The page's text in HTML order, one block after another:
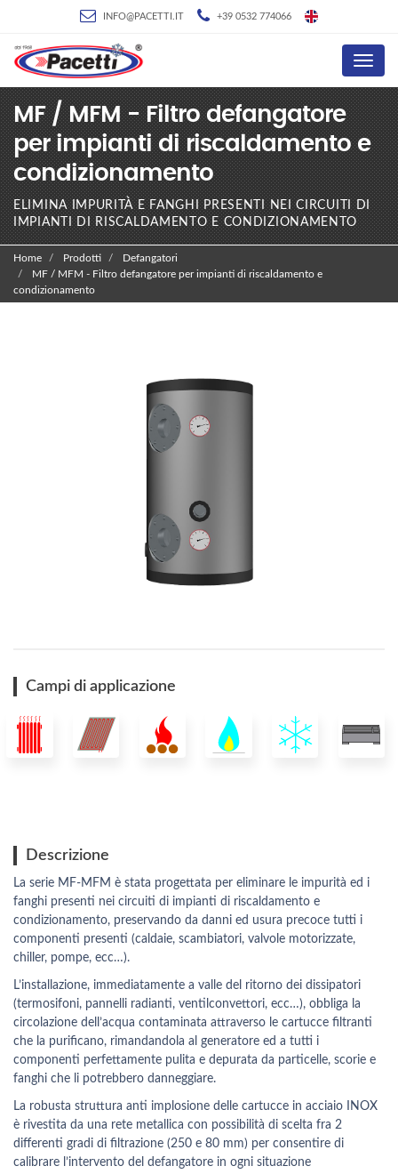
INFO@PACETTI.IT +39 0532 774066
Menu
MF / MFM - Filtro defangatore
per impianti di riscaldamento e
condizionamento
ELIMINA IMPURITÀ E FANGHI PRESENTI NEI CIRCUITI DI
IMPIANTI DI RISCALDAMENTO E CONDIZIONAMENTO
Home Prodotti
Defangatori
MF / MFM - Filtro defangatore per impianti di riscaldamento e
condizionamento
Campi di applicazione
Descrizione
La serie MF-MFM è stata progettata per eliminare le impurità ed i
fanghi presenti nei circuiti di impianti di riscaldamento e
condizionamento, preservando da danni ed usura precoce tutti i
componenti presenti (caldaie, scambiatori, valvole motorizzate,
chiller, pompe, ecc…).
L’installazione, immediatamente a valle del ritorno dei dissipatori
(termosifoni, pannelli radianti, ventilconvettori, ecc…), obbliga la
circolazione dell’acqua contaminata attraverso le cartucce filtranti
che la purificano, rimandandola al generatore ed a tutti i
componenti perfettamente pulita e depurata da particelle, scorie e
fanghi che li potrebbero danneggiare.
La robusta struttura anti implosione delle cartucce in acciaio INOX
è rivestita da una rete metallica con possibilità di scelta fra 2
differenti gradi di filtrazione (250 e 80 mm) per consentire di
calibrare l’intervento del defangatore in ogni situazione